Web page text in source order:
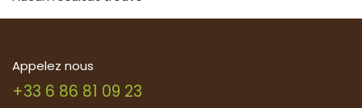
Appelez nous
+33 6 86 81 09 23